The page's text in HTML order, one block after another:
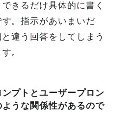
きるだけ具体的に書く
。指示があいまいだ
違う回答をしてしまう
。
プトとユーザープロン
うな関係性があるので